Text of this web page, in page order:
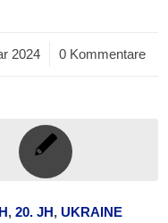
2024 0 Kommentare
, 20. JH, UKRAINE